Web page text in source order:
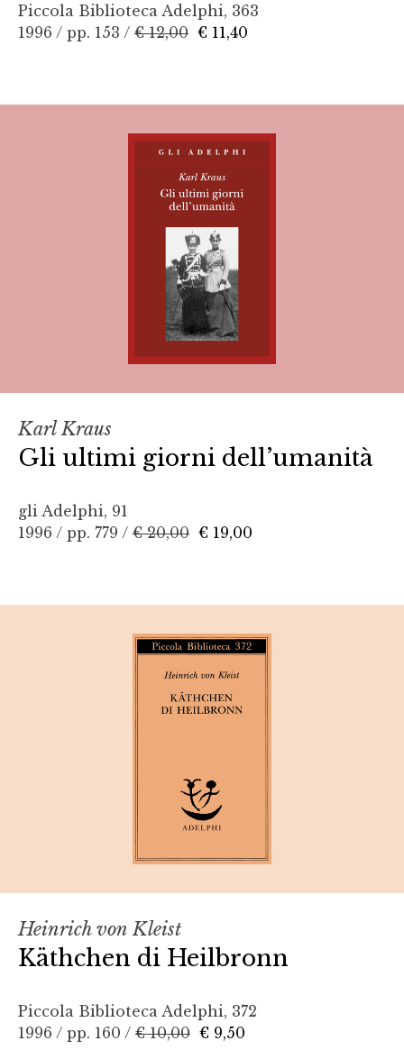
Piccola Biblioteca Adelphi, 363
1996 / pp. 153 / € 12,00 € 11,40
Karl Kraus
Gli ultimi giorni dell’umanità
gli Adelphi, 91
1996 / pp. 779 / € 20,00 € 19,00
Heinrich von Kleist
Käthchen di Heilbronn
Piccola Biblioteca Adelphi, 372
1996 / pp. 160 / € 10,00 € 9,50